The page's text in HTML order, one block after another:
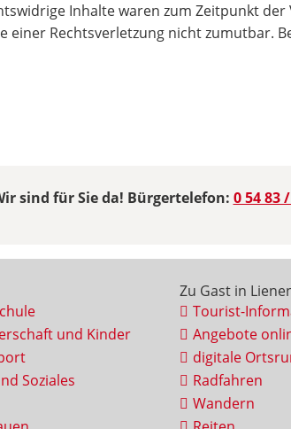
Inhalte waren zum Zeitpunkt
Rechtsverletzung nicht zumutbar.
sind für Sie da! Bürgertelefon: 0 54 83
und Kinder
Soziales
Zu Gast in
Tourist-
Angebote
digitale
Radfahren
Wandern